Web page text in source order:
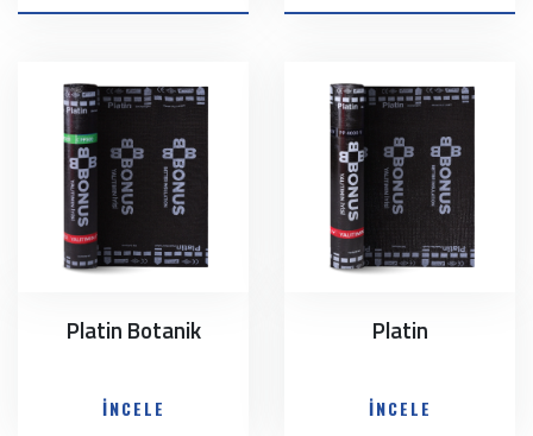
Platin Botanik
İNCELE
Platin
İNCELE